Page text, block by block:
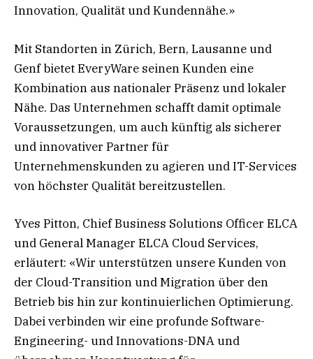
Innovation, Qualität und Kundennähe.»
Mit Standorten in Zürich, Bern, Lausanne und
Genf bietet EveryWare seinen Kunden eine
Kombination aus nationaler Präsenz und lokaler
Nähe. Das Unternehmen schafft damit optimale
Voraussetzungen, um auch künftig als sicherer
und innovativer Partner für
Unternehmenskunden zu agieren und IT-Services
von höchster Qualität bereitzustellen.
Yves Pitton, Chief Business Solutions Officer ELCA
und General Manager ELCA Cloud Services,
erläutert: «Wir unterstützen unsere Kunden von
der Cloud-Transition und Migration über den
Betrieb bis hin zur kontinuierlichen Optimierung.
Dabei verbinden wir eine profunde Software-
Engineering- und Innovations-DNA und